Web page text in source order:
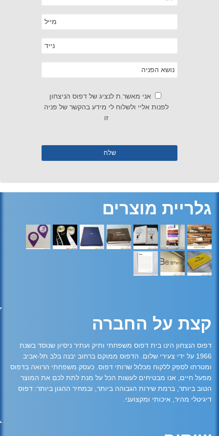
אני מאשר.ת לנציג של דפוס הניצחון
לפנות אליי ולשלוח לי מידע בהקשר של פניה
זו
גלריית מוצרים
קצת על החברה
דפוס הנצחון הינו בית דפוס משפחתי ותיק ועתיר ניסיון שנוסד בשנת
1966 על ידי צעירי שלום. הדפוס ממוקם ברחוב יבנה בלב תל-אביב
ומטרתו לספק ללקוח מכלול שרותי דפוס. כעסק משפחתי הרואה בדפוס
מפעל חיים, אנו מבטיחים לעשות הכל על מנת לתת לכם את המוצר
הטוב ביותר, ברמת שירות הגבוהה ביותר, ובמחיר ההגון ביותר: דפוס
דיגיטלי מהיר, איכותי ומקצועני.